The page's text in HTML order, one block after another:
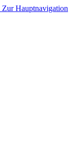
Zur Hauptnavigation